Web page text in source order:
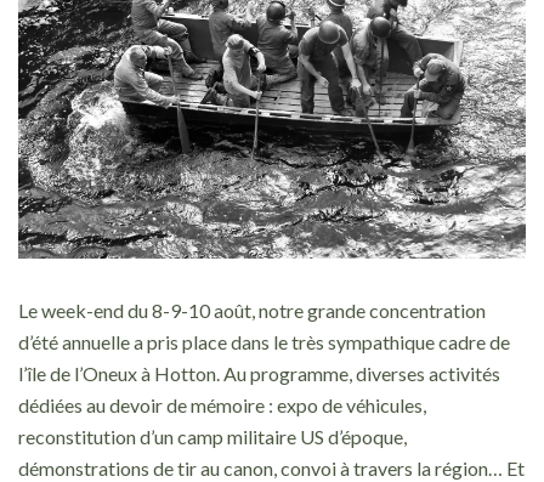
Le week-end du 8-9-10 août, notre grande concentration
d’été annuelle a pris place dans le très sympathique cadre de
l’île de l’Oneux à Hotton. Au programme, diverses activités
dédiées au devoir de mémoire : expo de véhicules,
reconstitution d’un camp militaire US d’époque,
démonstrations de tir au canon, convoi à travers la région… Et